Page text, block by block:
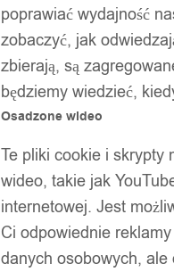
poprawiać wydajność
zobaczyć, jak
zbierają, są
będziemy wiedzieć,
Osadzone wideo
Te pliki cookie i skrypty
wideo, takie jak
internetowej. Jest
Ci odpowiednie
danych osobowych, ale